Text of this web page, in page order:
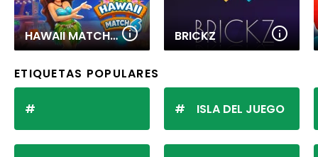
HAWAII MATCH 6 BRICKZ
ETIQUETAS POPULARES
ISLA DEL JUEGO